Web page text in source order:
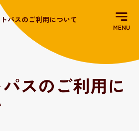
パスのご利用について
スのご利用に